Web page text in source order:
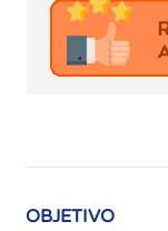
OBJETIVO